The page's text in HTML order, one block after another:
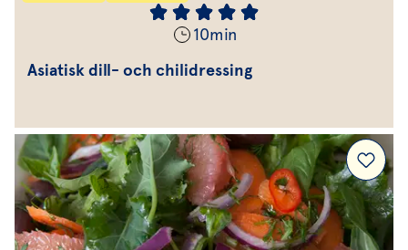
10min
Asiatisk dill- och chilidressing